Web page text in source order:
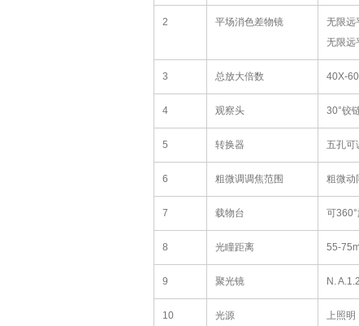
2 平场消色差物镜
无限远
无限远
3 总放大倍数 40X-
4 观察头 30°铰
5 转换器 五孔可
6 粗微调调焦范围 粗微动
7 载物台 可
8 光瞳距离 55-
9 聚光镜 N.
10 光源
上照明